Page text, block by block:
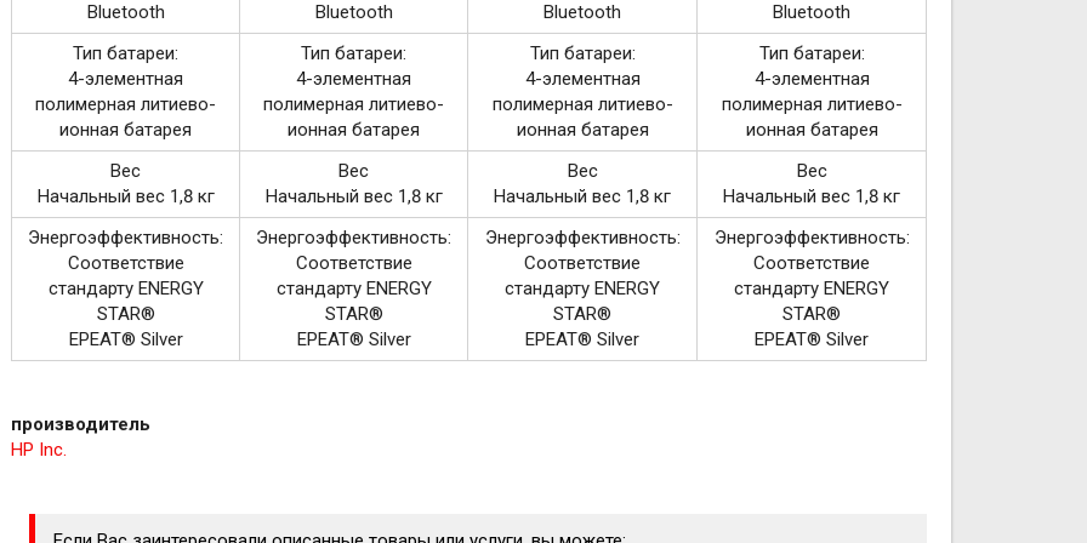
Bluetooth Bluetooth Bluetooth
Bluetooth
Тип батареи:
4-элементная
полимерная литиево-
ионная батарея
Тип батареи:
4-элементная
полимерная литиево-
ионная батарея
Тип батареи:
4-элементная
полимерная литиево-
ионная батарея
Тип батареи:
4-элементная
полимерная литиево-
ионная батарея
Вес
Начальный вес 1,8 кг
Вес
Начальный вес 1,8 кг
Вес
Начальный вес 1,8 кг
Вес
Начальный вес 1,8 кг
Энергоэффективность:
Соответствие
стандарту ENERGY
STAR®
EPEAT® Silver
Энергоэффективность:
Соответствие
стандарту ENERGY
STAR®
EPEAT® Silver
Энергоэффективность:
Соответствие
стандарту ENERGY
STAR®
EPEAT® Silver
Энергоэффективность:
Соответствие
стандарту ENERGY
STAR®
EPEAT® Silver
производитель
HP Inc.